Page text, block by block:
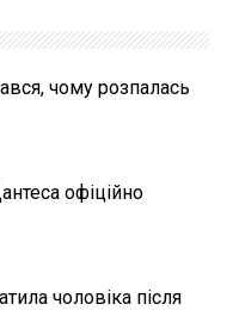
чому розпалась
офіційно
чоловіка після